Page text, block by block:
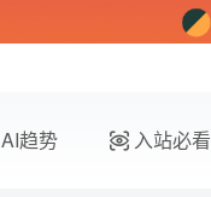
AI趋势 入站必看